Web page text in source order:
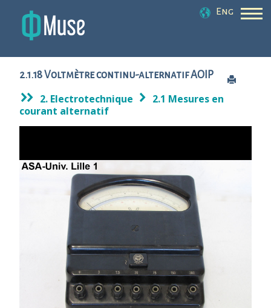
Eng
2.1.18 Voltmètre continu-alternatif AOIP
2. Electrotechnique
2.1 Mesures en
courant alternatif